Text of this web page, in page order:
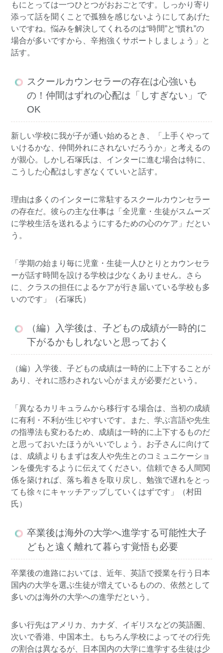
もにとっては一つひとつがおおごとです。しっかり寄り
添って話を聞くことで孤独を感じないようにしてあげた
いですね。悩みを解決してくれるのは“時間”と“慣れ”の
場合が多いですから、辛抱強くサポートしましょう」と
話す。
スクールカウンセラーの存在は心強いも
の！仲間はずれの心配は「しすぎない」で
OK
新しい学校に我が子が通い始めるとき、「上手くやって
いけるかな、仲間外れにされないだろうか」と考えるの
が親心。しかし石塚氏は、インターに進む場合は特に、
こうした心配はしすぎなくていいと話す。
理由は多くのインターに常駐するスクールカウンセラー
の存在だ。彼らの主な仕事は「全児童・生徒がスムーズ
に学校生活を送れるようにするための心のケア」だとい
う。
「学期の始まり毎に児童・生徒一人ひとりとカウンセラ
ーが話す時間を設ける学校は少なくありません。さら
に、クラスの担任によるケアが行き届いている学校も多
いのです」（石塚氏）
（編）入学後は、子どもの成績が一時的に
下がるかもしれないと思っておく
（編）入学後、子どもの成績は一時的に上下することが
あり、それに惑わされない心がまえが必要だという。
「異なるカリキュラムから移行する場合は、当初の成績
に有利・不利が生じやすいです。また、学ぶ言語や先生
の指導法も変わるため、成績は一時的に上下するものだ
と思っておいたほうがいいでしょう。お子さんに向けて
は、成績よりもまずは友人や先生とのコミュニケーショ
ンを優先するように伝えてください。信頼できる人間関
係を築ければ、落ち着きを取り戻し、勉強で遅れをとっ
ても徐々にキャッチアップしていくはずです」（村田
氏）
卒業後は海外の大学へ進学する可能性大子
どもと遠く離れて暮らす覚悟も必要
卒業後の進路においては、近年、英語で授業を行う日本
国内の大学を選ぶ生徒が増えているものの、依然として
多いのは海外の大学への進学だという。
多い行先はアメリカ、カナダ、イギリスなどの英語圏、
次いで香港、中国本土。もちろん学校によってその行先
の割合は異なるが、日本国内の大学に進学する生徒は少